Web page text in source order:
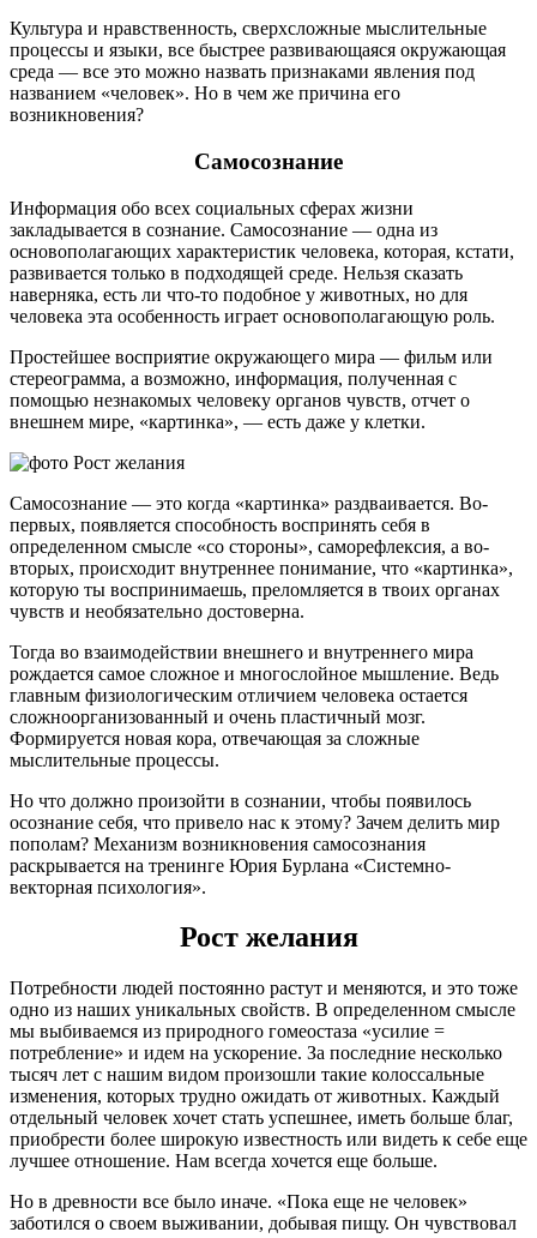
Культура и нравственность, сверхсложные мыслительные
процессы и языки, все быстрее развивающаяся окружающая
среда — все это можно назвать признаками явления под
названием «человек». Но в чем же причина его
возникновения?
Самосознание
Информация обо всех социальных сферах жизни
закладывается в сознание. Самосознание — одна из
основополагающих характеристик человека, которая, кстати,
развивается только в подходящей среде. Нельзя сказать
наверняка, есть ли что-то подобное у животных, но для
человека эта особенность играет основополагающую роль.
Простейшее восприятие окружающего мира — фильм или
стереограмма, а возможно, информация, полученная с
помощью незнакомых человеку органов чувств, отчет о
внешнем мире, «картинка», — есть даже у клетки.
Самосознание — это когда «картинка» раздваивается. Во-
первых, появляется способность воспринять себя в
определенном смысле «со стороны», саморефлексия, а во-
вторых, происходит внутреннее понимание, что «картинка»,
которую ты воспринимаешь, преломляется в твоих органах
чувств и необязательно достоверна.
Тогда во взаимодействии внешнего и внутреннего мира
рождается самое сложное и многослойное мышление. Ведь
главным физиологическим отличием человека остается
сложноорганизованный и очень пластичный мозг.
Формируется новая кора, отвечающая за сложные
мыслительные процессы.
Но что должно произойти в сознании, чтобы появилось
осознание себя, что привело нас к этому? Зачем делить мир
пополам? Механизм возникновения самосознания
раскрывается на тренинге Юрия Бурлана «Системно-
векторная психология».
Рост желания
Потребности людей постоянно растут и меняются, и это тоже
одно из наших уникальных свойств. В определенном смысле
мы выбиваемся из природного гомеостаза «усилие =
потребление» и идем на ускорение. За последние несколько
тысяч лет с нашим видом произошли такие колоссальные
изменения, которых трудно ожидать от животных. Каждый
отдельный человек хочет стать успешнее, иметь больше благ,
приобрести более широкую известность или видеть к себе еще
лучшее отношение. Нам всегда хочется еще больше.
Но в древности все было иначе. «Пока еще не человек»
заботился о своем выживании, добывая пищу. Он чувствовал